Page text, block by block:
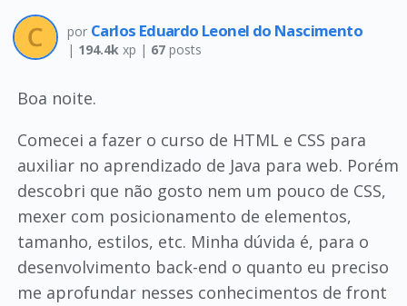
por Carlos Eduardo Leonel do Nascimento
| 194.4kxp | 67posts
Boa noite.
Comecei a fazer o curso de HTML e CSS para
auxiliar no aprendizado de Java para web. Porém
descobri que não gosto nem um pouco de CSS,
mexer com posicionamento de elementos,
tamanho, estilos, etc. Minha dúvida é, para o
desenvolvimento back-end o quanto eu preciso
me aprofundar nesses conhecimentos de front